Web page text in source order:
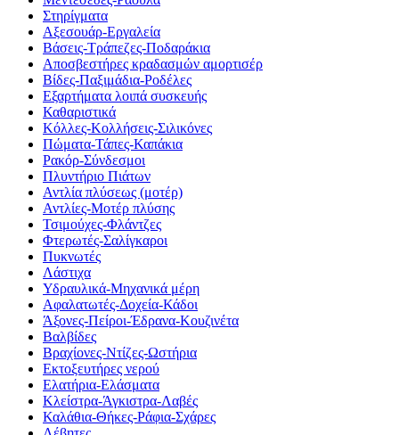
Στηρίγματα
Αξεσουάρ-Εργαλεία
Βάσεις-Τράπεζες-Ποδαράκια
Αποσβεστήρες κραδασμών αμορτισέρ
Βίδες-Παξιμάδια-Ροδέλες
Εξαρτήματα λοιπά συσκευής
Καθαριστικά
Κόλλες-Κολλήσεις-Σιλικόνες
Πώματα-Τάπες-Καπάκια
Ρακόρ-Σύνδεσμοι
Πλυντήριο Πιάτων
Αντλία πλύσεως (μοτέρ)
Αντλίες-Μοτέρ πλύσης
Τσιμούχες-Φλάντζες
Φτερωτές-Σαλίγκαροι
Πυκνωτές
Λάστιχα
Υδραυλικά-Mηχανικά μέρη
Αφαλατωτές-Δοχεία-Κάδοι
Άξονες-Πείροι-Έδρανα-Κουζινέτα
Βαλβίδες
Βραχίονες-Ντίζες-Ωστήρια
Εκτοξευτήρες νερού
Ελατήρια-Ελάσματα
Κλείστρα-Άγκιστρα-Λαβές
Καλάθια-Θήκες-Ράφια-Σχάρες